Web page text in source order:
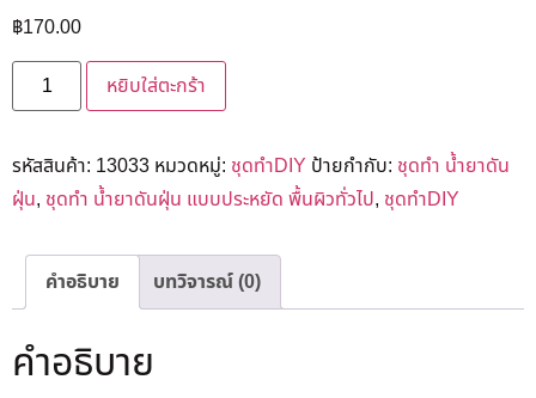
฿170.00
หยิบใส่ตะกร้า
รหัสสินค้า: 13033 หมวดหมู่: ชุดทำDIY ป้ายกำกับ: ชุดทำ น้ำยาดัน
ฝุ่น, ชุดทำ น้ำยาดันฝุ่น แบบประหยัด พื้นผิวทั่วไป, ชุดทำDIY
คำอธิบาย บทวิจารณ์ (0)
คำอธิบาย